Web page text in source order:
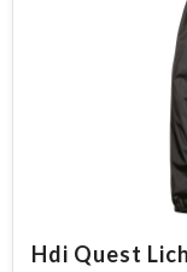
Hdi Quest